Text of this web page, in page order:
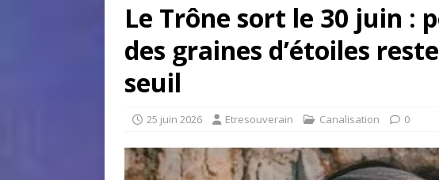
Le Trône sort le 30 juin :
des graines d’étoiles
seuil
25 juin 2026 Etresouverain Canalisation 0